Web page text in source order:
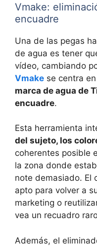
Vmake:
encuadre
Una de las pegas
de agua es tener
vídeo, cambiando
Vmake se centra
marca de agua de
encuadre.
Esta herramienta
del sujeto, los
coherentes posible
la zona donde
note demasiado. El
apto para volver a
marketing o
vea un recuadro
Además, el